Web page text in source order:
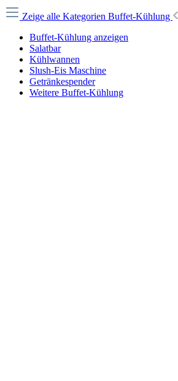
Zeige alle Kategorien Buffet-Kühlung
Buffet-Kühlung anzeigen
Salatbar
Kühlwannen
Slush-Eis Maschine
Getränkespender
Weitere Buffet-Kühlung